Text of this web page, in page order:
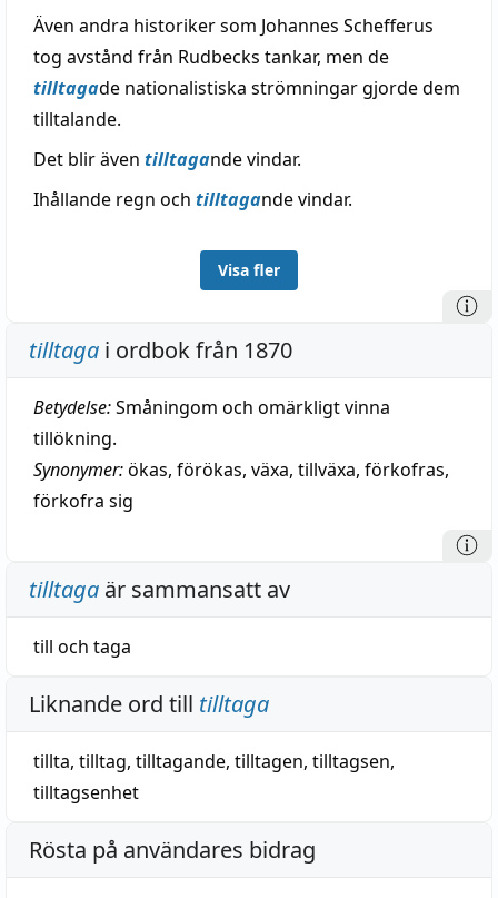
Även andra historiker som Johannes Schefferus
tog avstånd från Rudbecks tankar, men de
tilltagade nationalistiska strömningar gjorde dem
tilltalande.
Det blir även tilltagande vindar.
Ihållande regn och tilltagande vindar.
Visa fler
tilltaga i ordbok från 1870
Betydelse:Småningom och omärkligt vinna
tillökning.
Synonymer:ökas, förökas, växa, tillväxa, förkofras,
förkofra sig
tilltaga är sammansatt av
till och taga
Liknande ord till tilltaga
tillta, tilltag, tilltagande, tilltagen, tilltagsen,
tilltagsenhet
Rösta på användares bidrag